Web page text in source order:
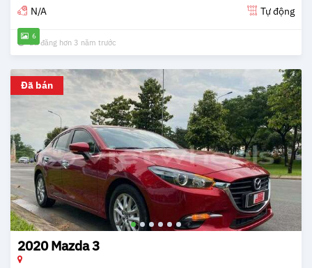
6
N/A Tự động
Đã đăng hơn 3 năm trước
Đã bán
2020 Mazda 3